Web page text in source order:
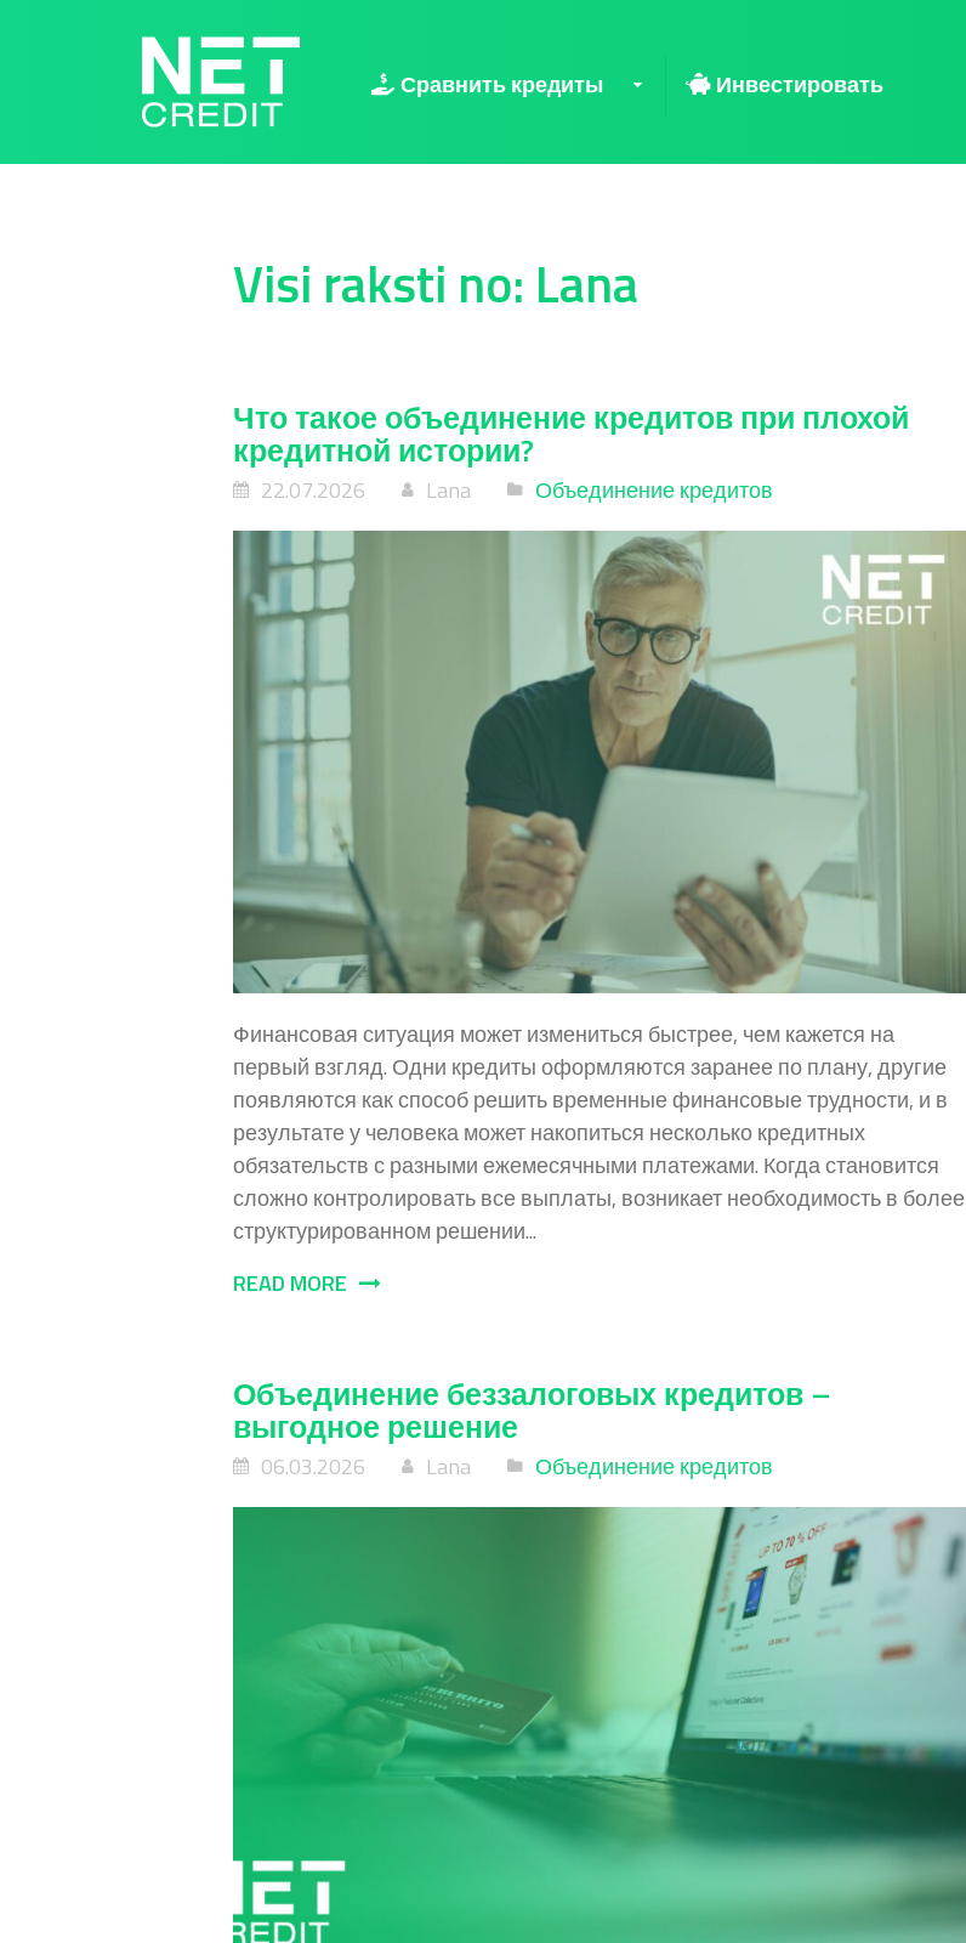
NetCredit.lv
Сравнить кредиты
Инвестировать
Visi raksti no: Lana
Что такое объединение кредитов при плохой
кредитной истории?
22.07.2026 Lana Объединение кредитов
Финансовая ситуация может измениться быстрее, чем кажется на
первый взгляд. Одни кредиты оформляются заранее по плану, другие
появляются как способ решить временные финансовые трудности, и в
результате у человека может накопиться несколько кредитных
обязательств с разными ежемесячными платежами. Когда становится
сложно контролировать все выплаты, возникает необходимость в более
структурированном решении...
READ MORE
Объединение беззалоговых кредитов –
выгодное решение
06.03.2026 Lana Объединение кредитов